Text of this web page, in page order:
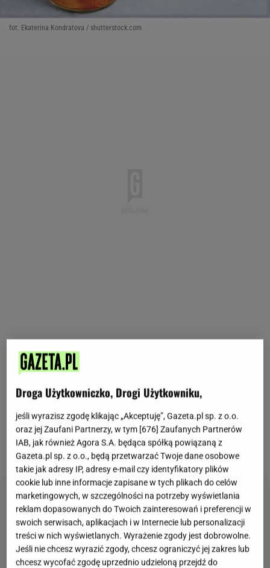
fot. Ekaterina Kondratova / shutterstock.com
Gdy macie ochotę na słodki, orzeźwiający napój,
sklepu. Domowa lemoniada brzoskwiniowa jest co
najmniej tak samo smaczna, a na dodatek nie
zawiera sztucznych barwików i innych dodatków.
Jak zrobić lemoniadę brzoskwiniową? Sprawdźcie.
Droga Użytkowniczko, Drogi Użytkowniku,
jeśli wyrazisz zgodę klikając „Akceptuję”, Gazeta.pl sp. z o.o.
oraz jej Zaufani Partnerzy, w tym [676] Zaufanych Partnerów
IAB, jak również Agora S.A. będąca spółką powiązaną z
Gazeta.pl sp. z o.o., będą przetwarzać Twoje dane osobowe
takie jak adresy IP, adresy e-mail czy identyfikatory plików
cookie lub inne informacje zapisane w tych plikach do celów
marketingowych, w szczególności na potrzeby wyświetlania
reklam dopasowanych do Twoich zainteresowań i preferencji w
swoich serwisach, aplikacjach i w Internecie lub personalizacji
treści w nich wyświetlanych. Wyrażenie zgody jest dobrowolne.
Jeśli nie chcesz wyrazić zgody, chcesz ograniczyć jej zakres lub
chcesz wycofać zgodę uprzednio udzieloną przejdź do